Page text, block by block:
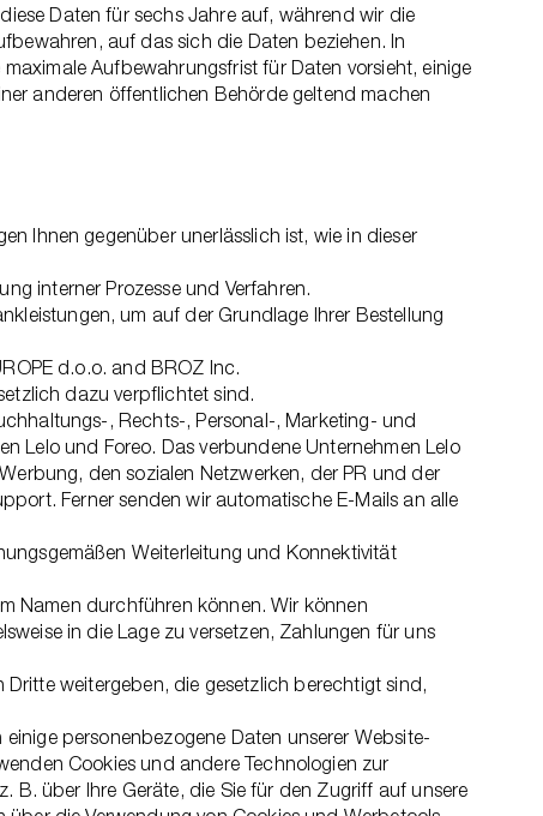
Daten für sechs Jahre auf, während wir die
auf das sich die Daten beziehen. In
Aufbewahrungsfrist für Daten vorsieht, einige
anderen öffentlichen Behörde geltend machen
Ihnen gegenüber unerlässlich ist, wie in dieser
interner Prozesse und Verfahren.
um auf der Grundlage Ihrer Bestellung
d.o.o. and BROZ Inc.
dazu verpflichtet sind.
, Rechts-, Personal-, Marketing- und
Lelo und Foreo. Das verbundene Unternehmen Lelo
den sozialen Netzwerken, der PR und der
Ferner senden wir automatische E-Mails an alle
Weiterleitung und Konnektivität
Namen durchführen können. Wir können
in die Lage zu versetzen, Zahlungen für uns
weitergeben, die gesetzlich berechtigt sind,
personenbezogene Daten unserer Website-
Cookies und andere Technologien zur
B. über Ihre Geräte, die Sie für den Zugriff auf unsere